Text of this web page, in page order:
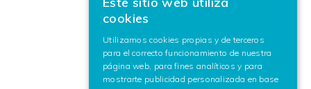
ENGLISH
cookies
Utilizamos cookies propias y de terceros
para el correcto funcionamiento de nuestra
página web, para fines analíticos y para
mostrarte publicidad personalizada en base